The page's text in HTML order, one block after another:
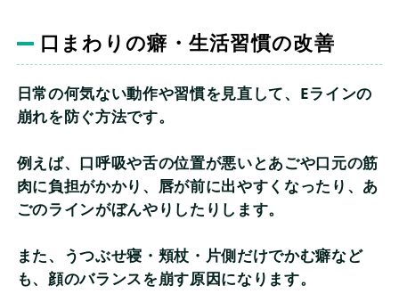
口まわりの癖・生活習慣の改善
日常の何気ない動作や習慣を見直して、Eラインの
崩れを防ぐ方法です。
例えば、口呼吸や舌の位置が悪いとあごや口元の筋
肉に負担がかかり、唇が前に出やすくなったり、あ
ごのラインがぼんやりしたりします。
また、うつぶせ寝・頬杖・片側だけでかむ癖など
も、顔のバランスを崩す原因になります。